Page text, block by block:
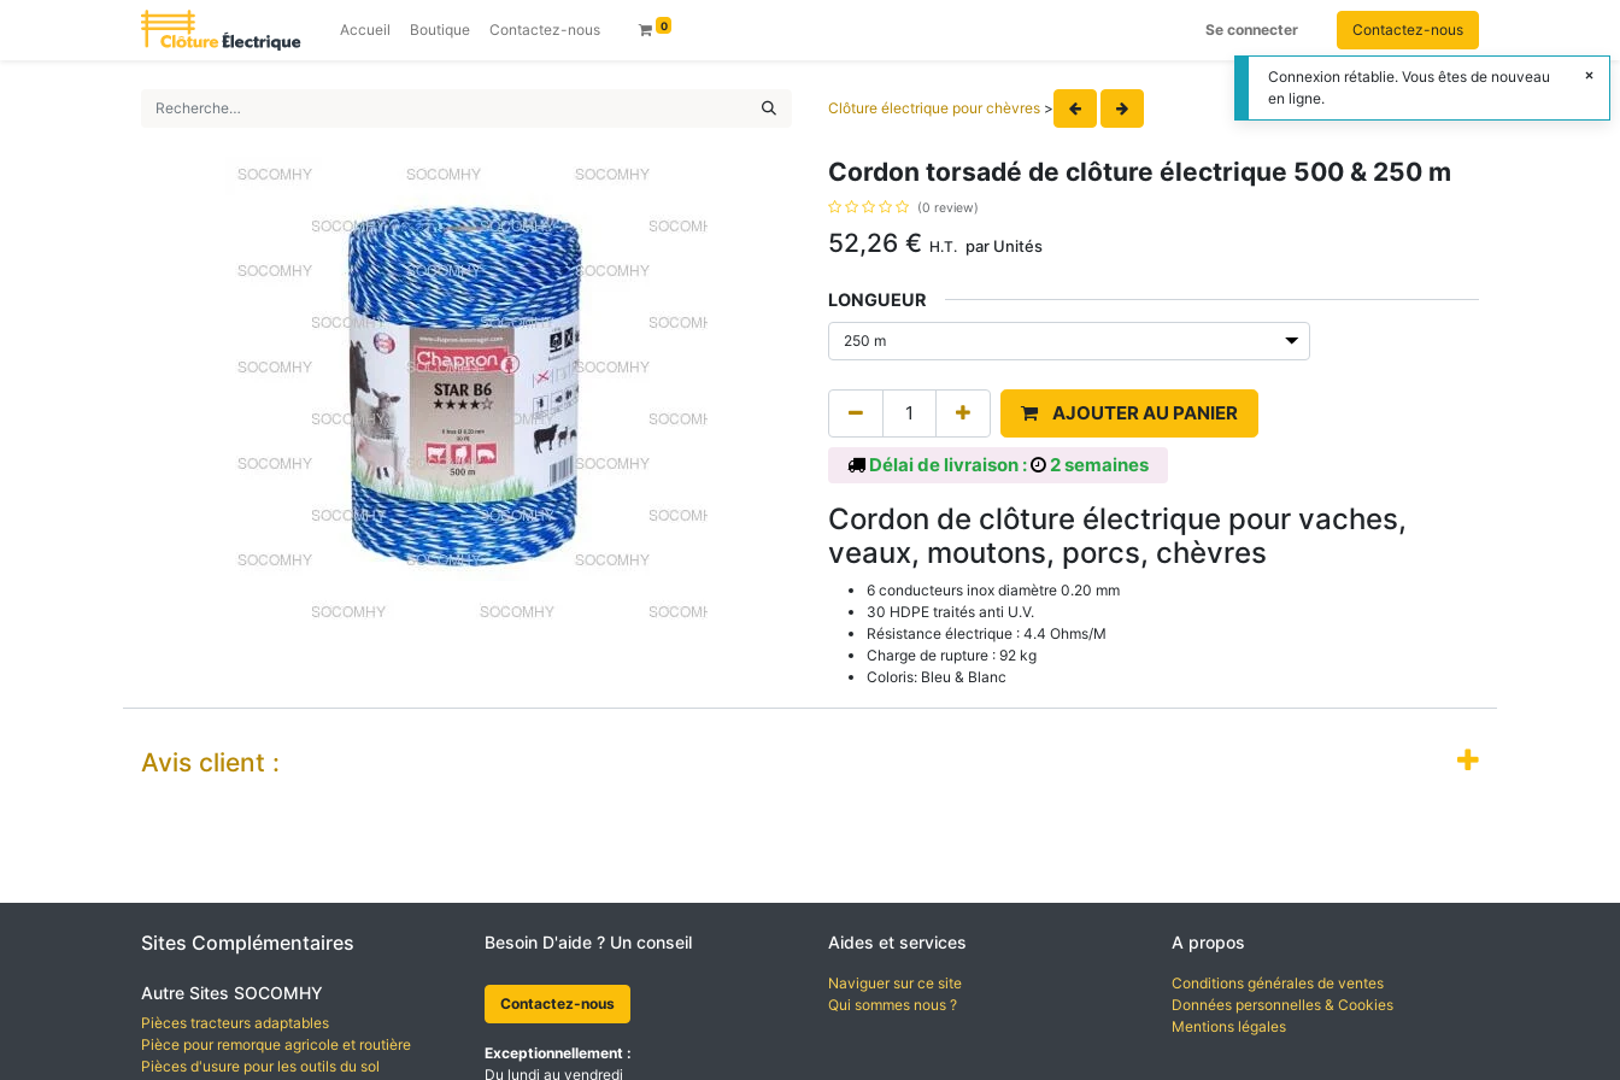
Accueil Boutique Contactez-nous 0 Se connecter Contactez-nous
Clôture électrique pour chèvres >
Cordon torsadé de clôture électrique 500 & 250 m
(0 review)
52,26 € H.T. par Unités
LONGUEUR
AJOUTER AU PANIER
Délai de livraison : 2 semaines
Cordon de clôture électrique pour vaches,
veaux, moutons, porcs, chèvres
6 conducteurs inox diamètre 0.20 mm
30 HDPE traités anti U.V.
Résistance électrique : 4.4 Ohms/M
Charge de rupture : 92 kg
Coloris: Bleu & Blanc
Avis client :
Sites Complémentaires
Autre Sites SOCOMHY
Pièces tracteurs adaptables
Pièce pour remorque agricole et routière
Pièces d'usure pour les outils du sol
Besoin D'aide ? Un conseil
Contactez-nous
Exceptionnellement :
Du lundi au vendredi
Aides et services
Naviguer sur ce site
Qui sommes nous ?
A propos
Conditions générales de ventes
Données personnelles & Cookies
Mentions légales
Connexion rétablie. Vous êtes de nouveau
en ligne.